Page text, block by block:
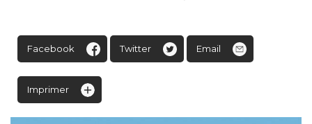
Facebook Twitter Email
Imprimer